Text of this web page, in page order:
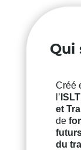
Qui
Créé
l’ ISLT
et
de
du